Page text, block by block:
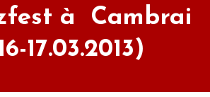
à Cambrai
17.03.2013)